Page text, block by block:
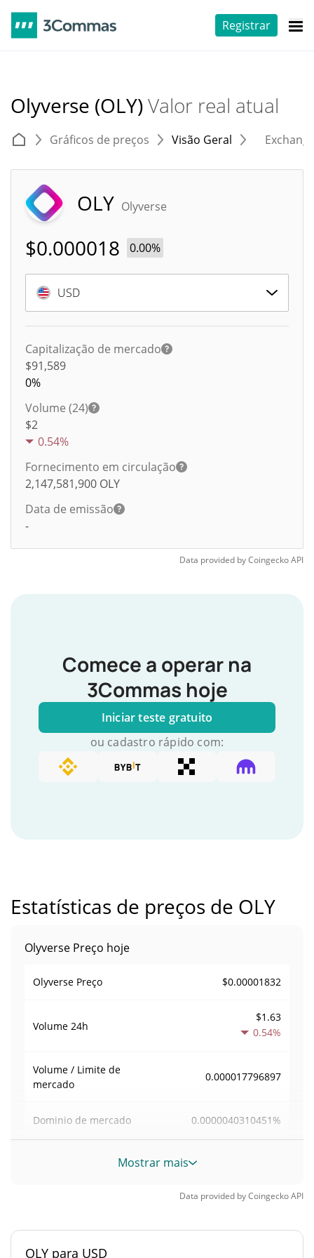
Registrar
Olyverse (OLY)Valor real atual
Gráficos de preços Visão Geral
OLY Olyverse
$0.000018 0.00%
USD
Capitalização de mercado
$91,589
0%
Volume (24)
$2
0.54%
Fornecimento em circulação
2,147,581,900 OLY
Data de emissão
-
Data provided byCoingeckoAPI
Comece a operar na
3Commas hoje
Iniciar teste gratuito
ou cadastro rápido com:
Estatísticas de preços de OLY
Olyverse Preço hoje
Olyverse Preço $0.00001832
Volume 24h
$1.63
0.54%
Volume / Limite de
mercado
0.000017796897
Dominio de mercado 0.0000040310451%
Posição de mercado
2,147,581,905.932 OLY
Mostrar mais
Data provided byCoingeckoAPI
OLY para USD